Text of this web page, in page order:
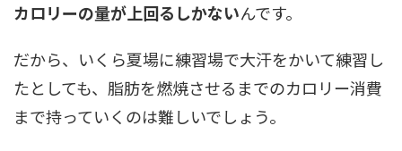
カロリーの量が上回るしかないんです。
だから、いくら夏場に練習場で大汗をかいて練習し
たとしても、脂肪を燃焼させるまでのカロリー消費
まで持っていくのは難しいでしょう。